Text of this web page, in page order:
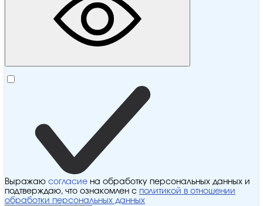
Выражаю согласие на обработку персональных данных и
подтверждаю, что ознакомлен с политикой в отношении
обработки персональных данных